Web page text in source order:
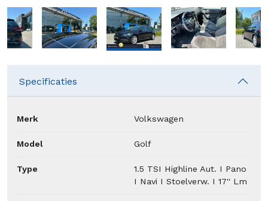
Specificaties
Merk Volkswagen
Model Golf
Type
1.5 TSI Highline Aut. I Pano
I Navi I Stoelverw. I 17'' Lm